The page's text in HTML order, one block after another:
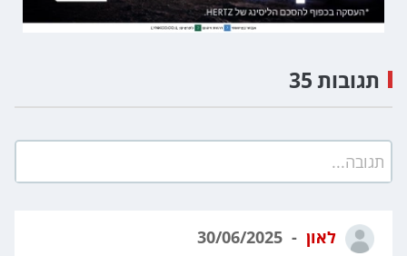
תגובה...
לאון